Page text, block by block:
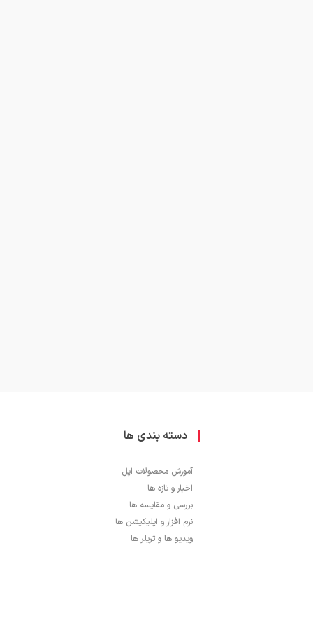
دسته بندی ها
آموزش محصولات اپل
اخبار و تازه ها
بررسی و مقایسه ها
نرم افزار و اپلیکیشن ها
ویدیو ها و تریلر ها